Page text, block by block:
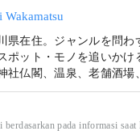
Wakamatsu
県在住。ジャンルを問わ
ポット・モノを追いかけ
社仏閣、温泉、老舗酒場
乗り物、などをテーマに
アート鑑賞、読書。江戸
pada informasi saat